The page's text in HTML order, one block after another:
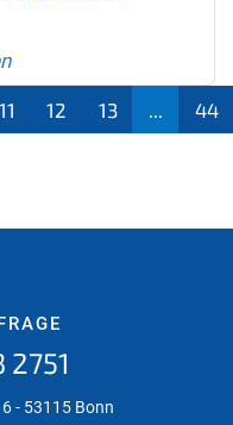
11 12 13 44
6 - 53115 Bonn